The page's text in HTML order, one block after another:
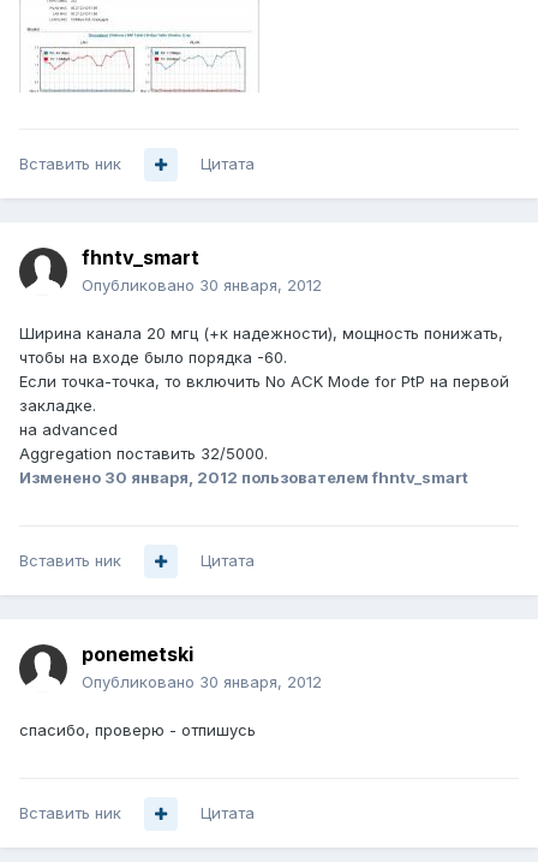
Вставить ник Цитата
fhntv_smart
Опубликовано 30 января, 2012
Ширина канала 20 мгц (+к надежности), мощность понижать,
чтобы на входе было порядка -60.
Если точка-точка, то включить No ACK Mode for PtP на первой
закладке.
на advanced
Aggregation поставить 32/5000.
Изменено 30 января, 2012 пользователем fhntv_smart
Вставить ник Цитата
ponemetski
Опубликовано 30 января, 2012
спасибо, проверю - отпишусь
Вставить ник Цитата